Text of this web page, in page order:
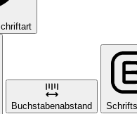
Buchstabenabstand